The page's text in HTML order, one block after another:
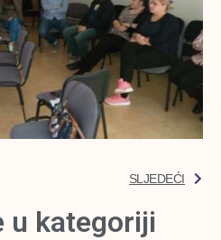
SLJEDEĆI
u kategoriji